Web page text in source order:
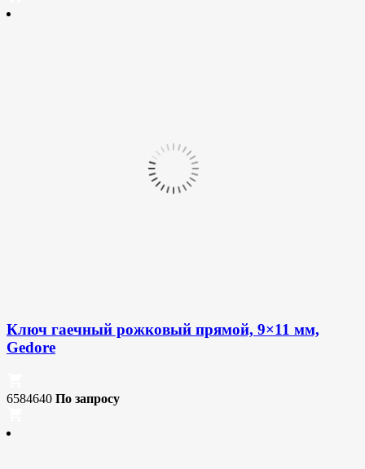
Ключ гаечный рожковый прямой, 9×11 мм,
Gedore
6584640 По запросу